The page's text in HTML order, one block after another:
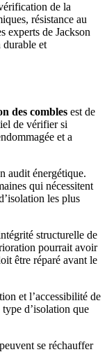
de la
résistance au
experts de Jackson
durable et
des combles est de
de vérifier si
et a
audit énergétique.
qui nécessitent
les plus
structurelle de
pourrait avoir
être réparé avant le
et l’accessibilité de
d’isolation que
se réchauffer